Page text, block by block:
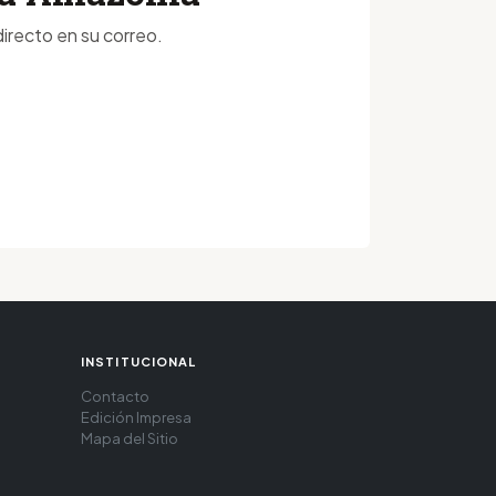
en su correo.
INSTITUCIONAL
Contacto
Edición Impresa
Mapa del Sitio